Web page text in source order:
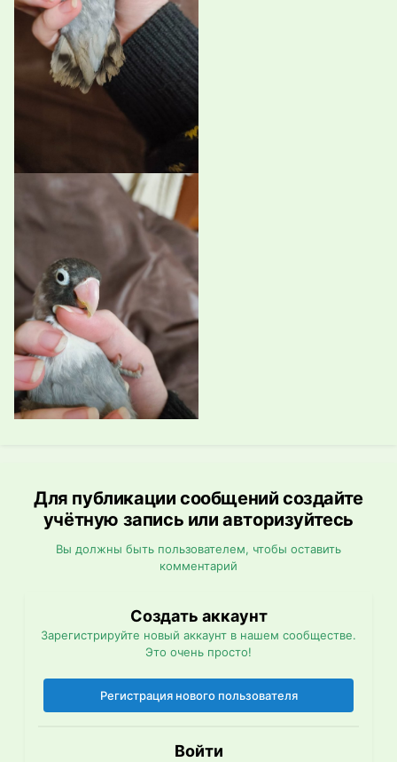
Для публикации сообщений создайте
учётную запись или авторизуйтесь
Вы должны быть пользователем, чтобы оставить
комментарий
Создать аккаунт
Зарегистрируйте новый аккаунт в нашем сообществе.
Это очень просто!
Регистрация нового пользователя
Войти